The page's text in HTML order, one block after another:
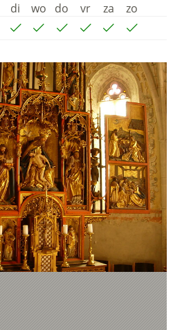
di wo do vr za
zo